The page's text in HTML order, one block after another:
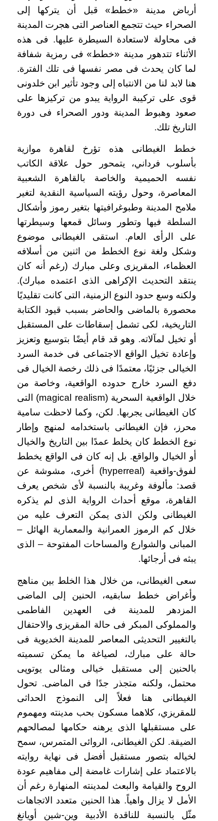
أرباض مدينة «خطط» قبل أن يتركها إلى
الصحراء حيث تتجمع العناصر التى هجرت المدينة
فى محاولة لاستعادة السيطرة عليها. فى هذه
الأثناء تتدهور مدينة «خطط» فى رمزية شفافة
لما كان يحدث فى مصر نفسها فى تلك الفترة.
هنا لابد لنا من الانتباه إلى وجود تأثير ابن خلدونى
قوى على تركيبة الرواية يبدو من تركيزها على
صعود وهبوط المدينة ودور الصحراء فى دورة
التاريخ تلك.
خطط الغيطانى هذه تؤرخ لقاهرة موازية
بأسلوب فرداني، يتمحور حول علاقة الكاتب
نفسه الحميمية والخاصة بالقاهرة الشعبية
المعاصرة، وحول رؤيته السياسية النقدية لتغير
ملامح المدينة وطبوغرافيتها بتغير رموز وأشكال
السلطة فيها وتطور وسائل قمعها وسيطرتها
على الرأى العام. استقى الغيطانى موضوع
وشكل ولغة نوع الخطط من اثنين من أسلافه
العظماء، المقريزى وعلى مبارك (رغم أنه كان
ينتقد التحديث الإكراهى الذى اعتمده مبارك).
ولكنه وسع حدود النوع الزمنية، التى كانت تقليديًا
محصورة بالماضى والحاضر بسبب قيود الكتابة
التاريخية، لكى تشمل إسقاطات على المستقبل
أو تخيل لمآلاته. وهو قد قام أيضًا بتوسيع وتعزيز
وإعادة تخيل الواقع الاجتماعى فى خدمة السرد
الخيالى جزئيًا، معتمدًا فى ذلك رخصة الخيال فى
دفع السرد خارج حدوده الواقعية، وخاصة من
خلال الواقعية السحرية (magical realism) التى
كان الغيطانى يجربها. لكن، وكما لاحظت سامية
محرز، فإن الغيطانى باستخدامه لمنهج وإطار
نوع الخطط كان يخلط عمدًا بين التاريخ والخيال
أو الخيال والواقع. بل إنه كان فى الواقع يخطط
لفوق-واقعية (hyperreal) أخرى، مشوشة عن
قصد: مألوفة وغريبة بالنسبة لأى شخص يعرف
القاهرة، موقع أحداث الرواية الذى لم يذكره
الغيطانى ولكن الذى يمكن التعرف عليه من
خلال كم الرموز العمرانية والمعمارية الهائل –
المبانى والشوارع والمساحات المفتوحة – الذى
يبثه فى أرجائها.
سعى الغيطانى، من خلال هذا الخلط بين مناهج
وأغراض خطط سابقيه، الحنين إلى الماضى
المزدهر للمدينة فى العهدين الفاطمى
والمملوكى المبكر فى حالة المقريزى والاحتفال
بالتغيير التحديثى المعاصر للمدينة الخديوية فى
حالة على مبارك، لصياغة ما يمكن تسميته
بالحنين إلى مستقبل خيالى ومثالى يوتوپى
محتمل، ولكنه متجذر جدًا فى الماضى. تحول
الغيطانى هنا فعلاً إلى النموذج الحداثى
للمقريزي، كلاهما مسكون بحب مدينته ومهموم
على مستقبلها الذى يرهنه حكامها لمصالحهم
الضيقة. لكن الغيطانى، الروائى المتمرس، سمح
لخياله بتصور مستقبل أفضل فى نهاية روايته
بالاعتماد على إشارات غامضة إلى مفاهيم عودة
الروح والقيامة والبعث لمدينته المنهارة رغم أن
الأمل لا يزال واهياً. هذا الحنين متعدد الاتجاهات
مثّل بالنسبة للناقدة الأدبية وين-شين أويانغ